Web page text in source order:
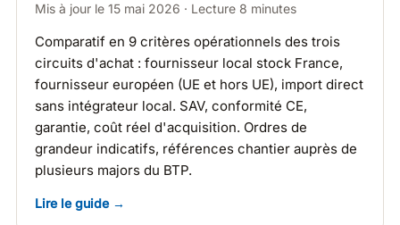
Mis à jour le 15 mai 2026 · Lecture 8 minutes
Comparatif en 9 critères opérationnels des trois
circuits d'achat : fournisseur local stock France,
fournisseur européen (UE et hors UE), import direct
sans intégrateur local. SAV, conformité CE,
garantie, coût réel d'acquisition. Ordres de
grandeur indicatifs, références chantier auprès de
plusieurs majors du BTP.
Lire le guide →